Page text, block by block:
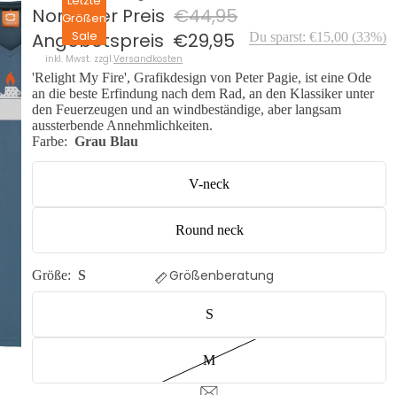
Größen
Sale
Normaler Preis €44,95
Angebotspreis €29,95
inkl. Mwst. zzgl.Versandkosten
Du sparst: €15,00 (33%)
'Relight My Fire', Grafikdesign von Peter Pagie, ist eine Ode
an die beste Erfindung nach dem Rad, an den Klassiker unter
den Feuerzeugen und an windbeständige, aber langsam
aussterbende Annehmlichkeiten.
Farbe: Grau Blau
V-neck
Round neck
Größe: S Größenberatung
S
M